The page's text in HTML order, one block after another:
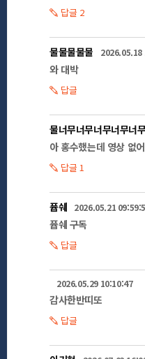
세 번째, 설거지 할
마지막으로 정원이
이렇게 1년간만 실
가뭄에 대비해서 수
답글 2
물물물물물 2026.05.18
와 대박
답글
물너무너무너무너무너
아 홍수했는데 영상 없
답글 1
퓹쉐 2026.05.21
퓹쉐 구독
답글
2026.05.29 10:10:47
감사한반띠또
답글